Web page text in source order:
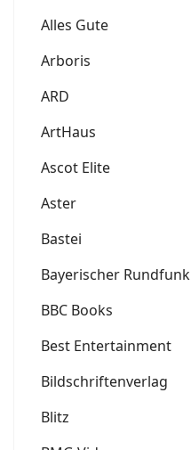
Alles Gute
Arboris
ARD
ArtHaus
Ascot Elite
Aster
Bastei
Bayerischer Rundfunk
BBC Books
Best Entertainment
Bildschriftenverlag
Blitz